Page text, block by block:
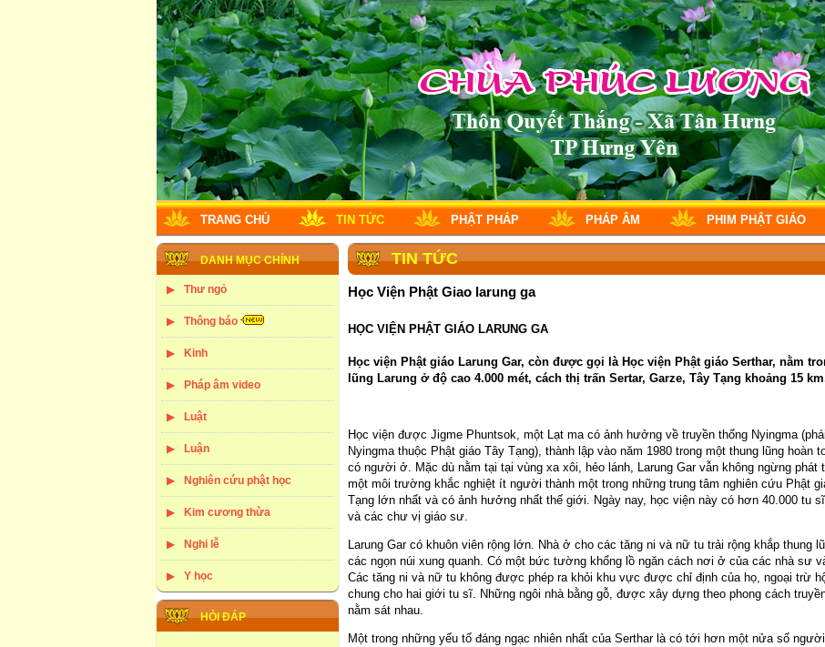
TRANG CHỦ TIN TỨC PHẬT PHÁP PHÁP ÂM PHIM PHẬT GIÁO
DANH MỤC CHÍNH
Thư ngỏ
Thông báo
Kinh
Pháp âm video
Luật
Luận
Nghiên cứu phật học
Kim cương thừa
Nghi lễ
Y học
HỎI ĐÁP
TIN TỨC
Học Viện Phật Giao larung ga
HỌC VIỆN PHẬT GIÁO LARUNG GA
Học viện Phật giáo Larung Gar, còn được gọi là Học viện Phật giáo Serthar, nằm
lũng Larung ở độ cao 4.000 mét, cách thị trấn Sertar, Garze, Tây Tạng khoảng 15
Học viện được Jigme Phuntsok, một Lạt ma có ảnh hưởng về truyền thống Nyingma (phái
Nyingma thuộc Phật giáo Tây Tạng), thành lập vào năm 1980 trong một thung lũng hoàn
có người ở. Mặc dù nằm tại tại vùng xa xôi, hẻo lánh, Larung Gar vẫn không ngừng phát
một môi trường khắc nghiệt ít người thành một trong những trung tâm nghiên cứu Phật
Tạng lớn nhất và có ảnh hưởng nhất thế giới. Ngày nay, học viện này có hơn 40.000 tu
và các chư vị giáo sư.
Larung Gar có khuôn viên rộng lớn. Nhà ở cho các tăng ni và nữ tu trải rộng khắp thung
các ngọn núi xung quanh. Có một bức tường khổng lồ ngăn cách nơi ở của các nhà sư
Các tăng ni và nữ tu không được phép ra khỏi khu vực được chỉ định của họ, ngoại trừ
chung cho hai giới tu sĩ. Những ngôi nhà bằng gỗ, được xây dựng theo phong cách
nằm sát nhau.
Một trong những yếu tố đáng ngạc nhiên nhất của Serthar là có tới hơn một nửa số